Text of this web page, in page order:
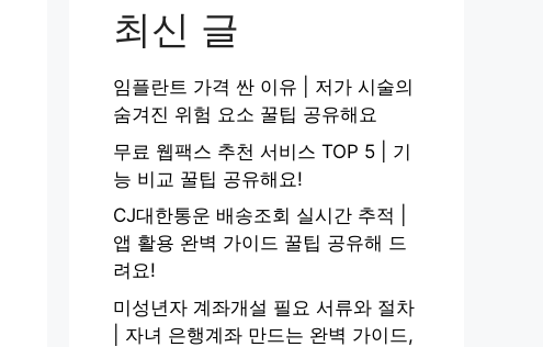
최신 글
임플란트 가격 싼 이유 | 저가 시술의
숨겨진 위험 요소 꿀팁 공유해요
무료 웹팩스 추천 서비스 TOP 5 | 기
능 비교 꿀팁 공유해요!
CJ대한통운 배송조회 실시간 추적 |
앱 활용 완벽 가이드 꿀팁 공유해 드
려요!
미성년자 계좌개설 필요 서류와 절차
| 자녀 은행계좌 만드는 완벽 가이드,